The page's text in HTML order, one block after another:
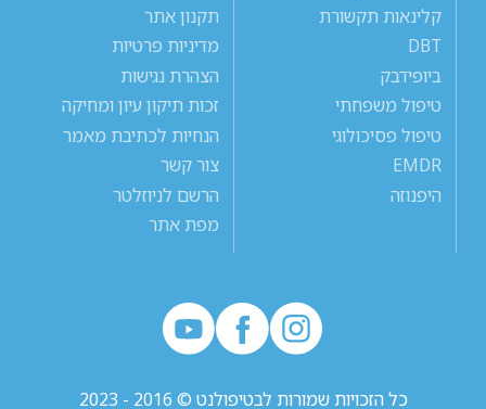
קלינאות תקשורת
DBT
ביופידבק
טיפול משפחתי
טיפול פסיכולוגי
EMDR
היפנוזה
תקנון אתר
מדיניות פרטיות
הצהרת נגישות
זכות תיקון עיון ומחיקה
הנחיות לכתיבת מאמר
צור קשר
הרשם לניוזלטר
מפת אתר
כל הזכויות שמורות לבטיפולנט © 2016 - 2023